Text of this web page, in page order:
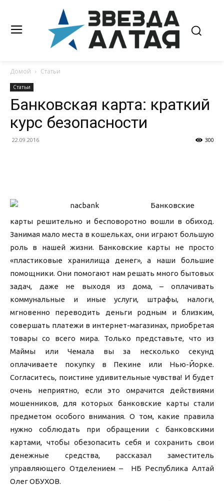
Домой Статьи
Статьи
Банковская карта: краткий
курс безопасности
22.09.2016 300
Банковские
карты решительно и бесповоротно вошли в обиход.
Занимая мало места в кошельках, они играют большую
роль в нашей жизни. Банковские карты не просто
«пластиковые хранилища денег», а наши большие
помощники. Они помогают нам решать много бытовых
задач, даже не выходя из дома, – оплачивать
коммунальные и иные услуги, штрафы, налоги,
мгновенно переводить деньги родным и близким,
совершать платежи в интернет-магазинах, приобретая
товары со всего мира. Только представьте, что из
Маймы или Чемала вы за несколько секунд
оплачиваете покупку в Пекине или Нью-Йорке.
Согласитесь, поистине удивительные чувства! И будет
очень неприятно, если это омрачится действиями
мошенников, для которых банковские карты стали
предметом особого внимания. О том, какие правила
нужно соблюдать при обращении с банковскими
картами, чтобы обезопасить себя и сохранить свои
денежные средства, рассказал заместитель
управляющего Отделением – НБ Республика Алтай
Олег ОБУХОВ.